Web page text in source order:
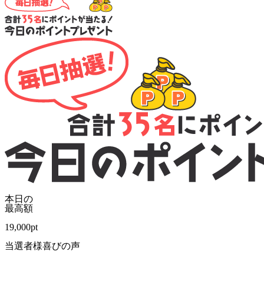
本日の
最高額
19,000pt
当選者様喜びの声